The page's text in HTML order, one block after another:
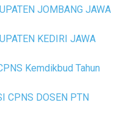
JOMBANG JAWA
KEDIRI JAWA
Kemdikbud Tahun
CPNS DOSEN PTN